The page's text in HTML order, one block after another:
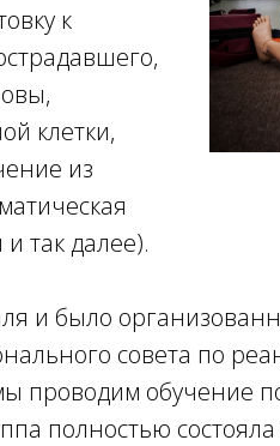
к
клетки,
из
так далее).
и было
совета по
проводим обучение
полностью состояла